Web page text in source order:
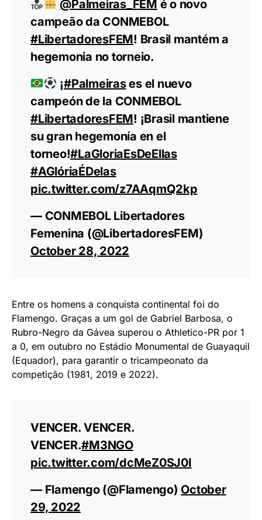
@Palmeiras_FEM é o novo
campeão da CONMEBOL
#LibertadoresFEM! Brasil mantém a
hegemonia no torneio.
¡#Palmeirases el nuevo
campeón de la CONMEBOL
#LibertadoresFEM! ¡Brasil mantiene
su gran hegemonía en el
torneo!#LaGloriaEsDeEllas
#AGlóriaÉDelas
pic.twitter.com/z7AAqmQ2kp
— CONMEBOL Libertadores
Femenina (@LibertadoresFEM)
October 28, 2022
Entre os homens a conquista continental foi do
Flamengo. Graças a um gol de Gabriel Barbosa, o
Rubro-Negro da Gávea superou o Athletico-PR por 1
a 0, em outubro no Estádio Monumental de Guayaquil
(Equador), para garantir o tricampeonato da
competição (1981, 2019 e 2022).
VENCER. VENCER.
VENCER.#M3NGO
pic.twitter.com/dcMeZ0SJ0I
— Flamengo (@Flamengo) October
29, 2022